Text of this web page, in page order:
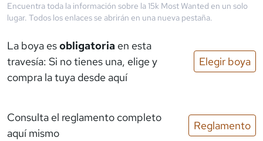
Encuentra toda la información sobre la15k Most Wanted en un solo
lugar. Todos los enlaces se abrirán en una nueva pestaña.
La boya esobligatoria en esta
travesía: Si no tienes una, elige y
compra la tuya desde aquí
Elegir boya
Consulta el reglamento completo
aquí mismo
Reglamento